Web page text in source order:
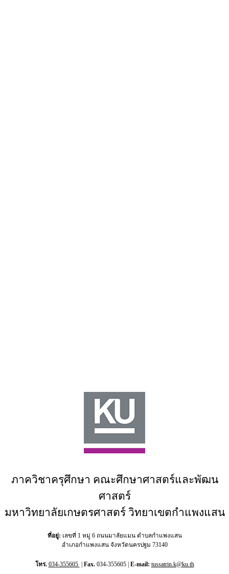
ภาควิชาครุศึกษา คณะศึกษาศาสตร์และพัฒน
ศาสตร์
มหาวิทยาลัยเกษตรศาสตร์ วิทยาเขตกำแพงแสน
ที่อยู่: เลขที่ 1 หมู่ 6 ถนนมาลัยแมน ตำบลกำแพงแสน
อำเภอกำแพงแสน จังหวัดนครปฐม 73140
โทร. 034-355605 Fax.034-355605 | E-mail: tussatrin.k@ku.th